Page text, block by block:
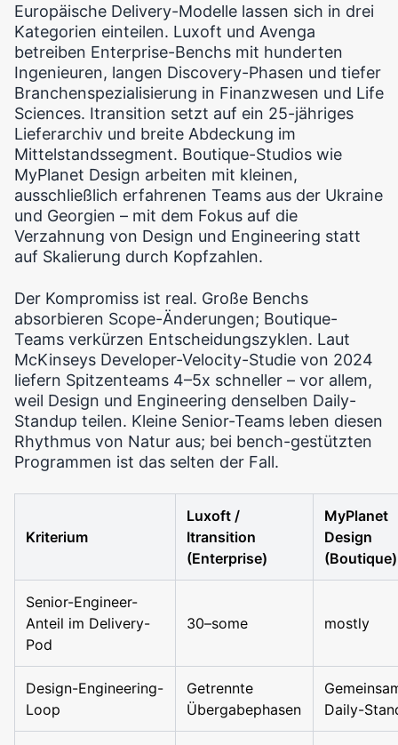
Europäische Delivery-Modelle lassen sich in drei
Kategorien einteilen. Luxoft und Avenga
betreiben Enterprise-Benchs mit hunderten
Ingenieuren, langen Discovery-Phasen und tiefer
Branchenspezialisierung in Finanzwesen und Life
Sciences. Itransition setzt auf ein 25-jähriges
Lieferarchiv und breite Abdeckung im
Mittelstandssegment. Boutique-Studios wie
MyPlanet Design arbeiten mit kleinen,
ausschließlich erfahrenen Teams aus der Ukraine
und Georgien – mit dem Fokus auf die
Verzahnung von Design und Engineering statt
auf Skalierung durch Kopfzahlen.
Der Kompromiss ist real. Große Benchs
absorbieren Scope-Änderungen; Boutique-
Teams verkürzen Entscheidungszyklen. Laut
McKinseys Developer-Velocity-Studie von 2024
liefern Spitzenteams 4–5x schneller – vor allem,
weil Design und Engineering denselben Daily-
Standup teilen. Kleine Senior-Teams leben diesen
Rhythmus von Natur aus; bei bench-gestützten
Programmen ist das selten der Fall.
Kriterium
Luxoft /
Itransition
(Enterprise)
MyPlanet
Design
(Boutique)
Senior-Engineer-
Anteil im Delivery-
Pod
30–some mostly
Design-Engineering-
Loop
Getrennte
Übergabephasen
Daily-